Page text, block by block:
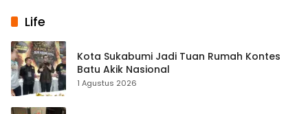
Life
Kota Sukabumi Jadi Tuan Rumah Kontes
Batu Akik Nasional
1 Agustus 2026